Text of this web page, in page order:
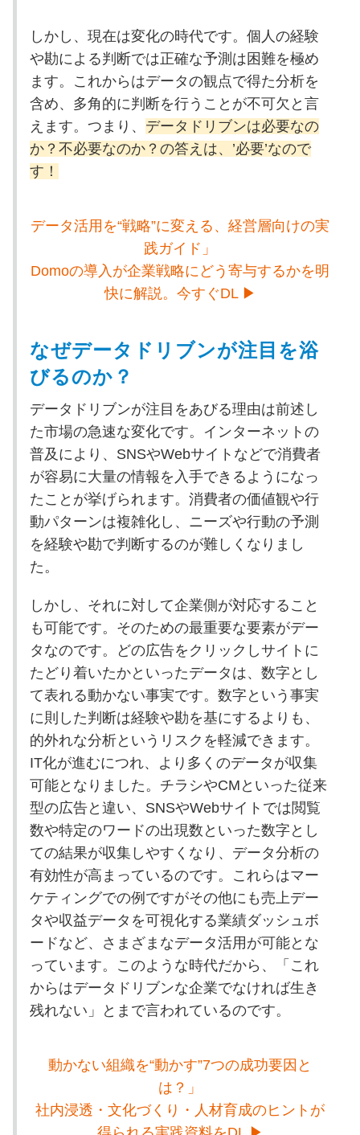
しかし、現在は変化の時代です。個人の経験
や勘による判断では正確な予測は困難を極め
ます。これからはデータの観点で得た分析を
含め、多角的に判断を行うことが不可欠と言
えます。つまり、 データドリブンは必要なの
か？不必要なのか？の答えは、’必要’なので
す！
データ活用を“戦略”に変える、経営層向けの実
践ガイド」
Domoの導入が企業戦略にどう寄与するかを明
快に解説。今すぐDL ▶
なぜデータドリブンが注目を浴
びるのか？
データドリブンが注目をあびる理由は前述し
た市場の急速な変化です。インターネットの
普及により、SNSやWebサイトなどで消費者
が容易に大量の情報を入手できるようになっ
たことが挙げられます。消費者の価値観や行
動パターンは複雑化し、ニーズや行動の予測
を経験や勘で判断するのが難しくなりまし
た。
しかし、それに対して企業側が対応すること
も可能です。そのための最重要な要素がデー
タなのです。どの広告をクリックしサイトに
たどり着いたかといったデータは、数字とし
て表れる動かない事実です。数字という事実
に則した判断は経験や勘を基にするよりも、
的外れな分析というリスクを軽減できます。
IT化が進むにつれ、より多くのデータが収集
可能となりました。チラシやCMといった従来
型の広告と違い、SNSやWebサイトでは閲覧
数や特定のワードの出現数といった数字とし
ての結果が収集しやすくなり、データ分析の
有効性が高まっているのです。これらはマー
ケティングでの例ですがその他にも売上デー
タや収益データを可視化する業績ダッシュボ
ードなど、さまざまなデータ活用が可能とな
っています。このような時代だから、「これ
からはデータドリブンな企業でなければ生き
残れない」とまで言われているのです。
動かない組織を“動かす”7つの成功要因と
は？」
社内浸透・文化づくり・人材育成のヒントが